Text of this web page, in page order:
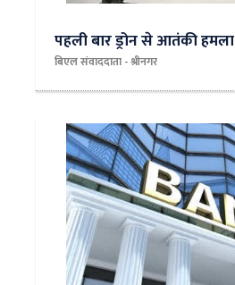
पहली बार ड्रोन से आतंकी हमला
बिएल संवाददाता - श्रीनगर